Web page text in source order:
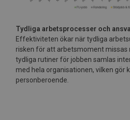
Tydliga arbetsprocesser och
Effektiviteten ökar när tydliga
risken för att arbetsmoment missas
tydliga rutiner för jobben samlas
med hela organisationen, vilken gör
personberoende.